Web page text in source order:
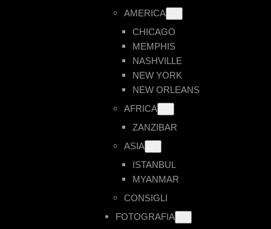
AMERICA
CHICAGO
MEMPHIS
NASHVILLE
NEW YORK
NEW ORLEANS
AFRICA
ZANZIBAR
ASIA
ISTANBUL
MYANMAR
CONSIGLI
FOTOGRAFIA